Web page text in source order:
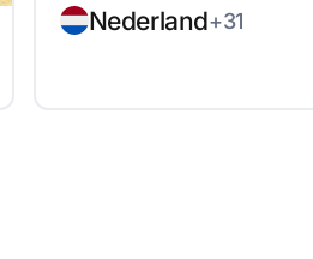
Nederland+31